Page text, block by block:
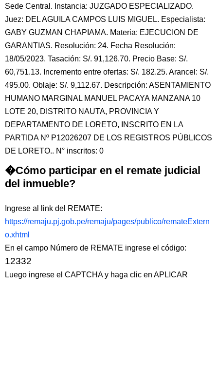
Sede Central. Instancia: JUZGADO ESPECIALIZADO.
Juez: DEL AGUILA CAMPOS LUIS MIGUEL. Especialista:
GABY GUZMAN CHAPIAMA. Materia: EJECUCION DE
GARANTIAS. Resolución: 24. Fecha Resolución:
18/05/2023. Tasación: S/. 91,126.70. Precio Base: S/.
60,751.13. Incremento entre ofertas: S/. 182.25. Arancel: S/.
495.00. Oblaje: S/. 9,112.67. Descripción: ASENTAMIENTO
HUMANO MARGINAL MANUEL PACAYA MANZANA 10
LOTE 20, DISTRITO NAUTA, PROVINCIA Y
DEPARTAMENTO DE LORETO, INSCRITO EN LA
PARTIDA Nº P12026207 DE LOS REGISTROS PÚBLICOS
DE LORETO.. N° inscritos: 0
�Cómo participar en el remate judicial
del inmueble?
Ingrese al link del REMATE:
https://remaju.pj.gob.pe/remaju/pages/publico/remateExtern
o.xhtml
En el campo Número de REMATE ingrese el código:
12332
Luego ingrese el CAPTCHA y haga clic en APLICAR